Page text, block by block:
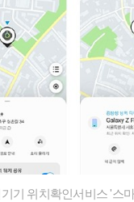
기 위치확인서비스 '스